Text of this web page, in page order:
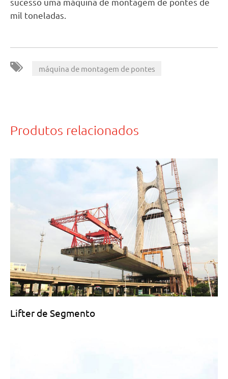
mil toneladas.
máquina de montagem de pontes
Produtos relacionados
Lifter de Segmento